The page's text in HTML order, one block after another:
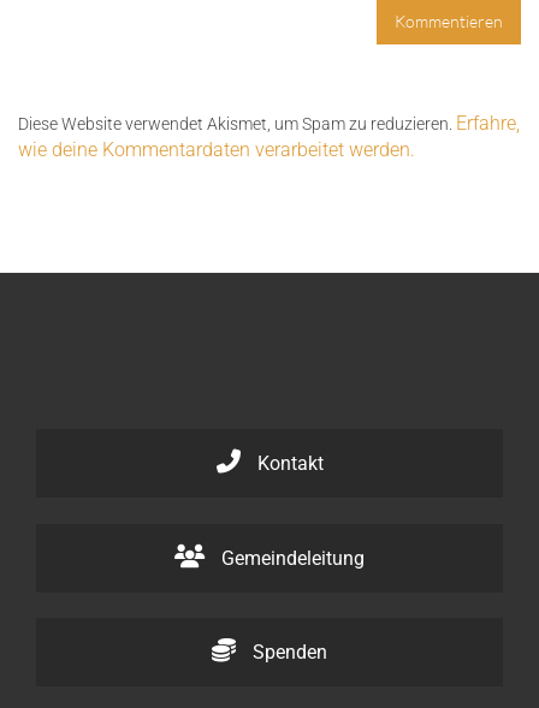
Diese Website verwendet Akismet, um Spam zu reduzieren. Erfahre,
wie deine Kommentardaten verarbeitet werden.
Kontakt
Gemeindeleitung
Spenden